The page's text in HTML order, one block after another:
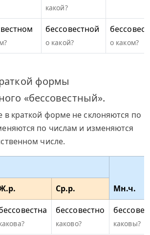
какой?
бессовестной
о какой? о каком?
формы
«бессовестный».
в краткой форме не склоняются по
по числам и изменяются
числе.
Мн.ч.
Ср.р.
бессовестно
каково? каковы?